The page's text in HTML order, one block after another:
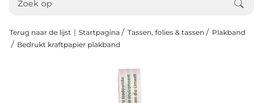
Terug naar de lijst Startpagina Tassen, folies & tassen
Plakband
Bedrukt kraftpapier plakband